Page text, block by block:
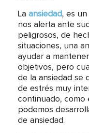
Laansiedad, es
nos alerta ante
peligrosos, de
situaciones, una
ayudar a
objetivos, pero
de la ansiedad se
de estrés muy
continuado, como
podemos
de ansiedad.